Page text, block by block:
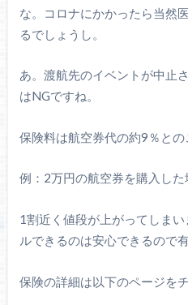
な。コロナにかかったら当然
るでしょうし。
あ。渡航先のイベントが中止
はNGですね。
保険料は航空券代の約9％との
例：2万円の航空券を購入し
1割近く値段が上がってしま
ルできるのは安心できるので
保険の詳細は以下のページをチ